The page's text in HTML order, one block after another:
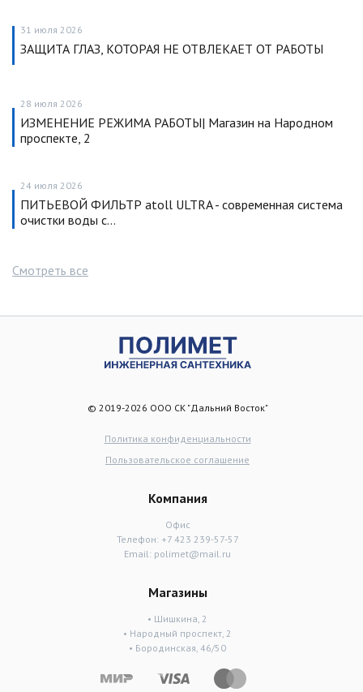
31 июля 2026
ЗАЩИТА ГЛАЗ, КОТОРАЯ НЕ ОТВЛЕКАЕТ ОТ РАБОТЫ
28 июля 2026
ИЗМЕНЕНИЕ РЕЖИМА РАБОТЫ| Магазин на Народном
проспекте, 2
24 июля 2026
ПИТЬЕВОЙ ФИЛЬТР atoll ULTRA - современная система
очистки воды с…
Смотреть все
© 2019-2026 ООО СК "Дальний Восток"
Политика конфиденциальности
Пользовательское соглашение
Компания
Офис
Телефон: +7 423 239-57-57
Email: polimet@mail.ru
Магазины
• Шишкина, 2
• Народный проспект, 2
• Бородинская, 46/50